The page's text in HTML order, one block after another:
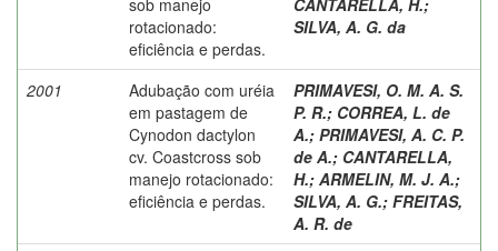
rotacionado:
eficiência e perdas.
SILVA, A. G. da
2001
Adubação com uréia
em pastagem de
Cynodon dactylon
cv. Coastcross sob
manejo rotacionado:
eficiência e perdas.
PRIMAVESI, O. M. A. S.
P. R.; CORREA, L. de
A.; PRIMAVESI, A. C. P.
de A.; CANTARELLA,
H.; ARMELIN, M. J. A.;
SILVA, A. G.; FREITAS,
A. R. de